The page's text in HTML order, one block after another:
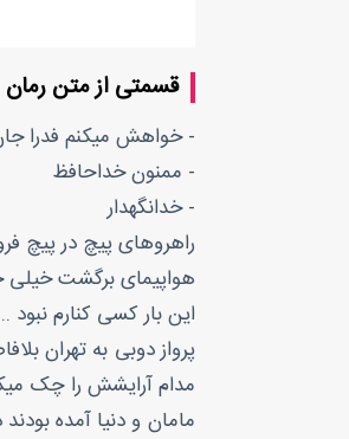
قسمتی از متن
- خواهش میکنم فدرا
- ممنون خداحافظ
- خدانگهدار
راهروهای پیچ در پیچ
هواپیمای برگشت خیلی
این بار کسی کنارم
پرواز دوبی به تهران
مدام آرایشش را چک
مامان و دنیا آمده